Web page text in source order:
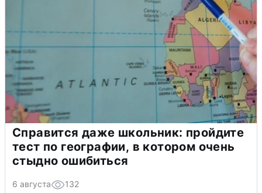
Справится даже школьник: пройдите
тест по географии, в котором очень
стыдно ошибиться
6 августа 132